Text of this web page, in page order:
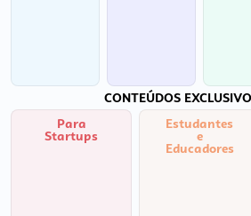
CONTEÚDOS
Para
Startups
Estudantes
e
Educadores